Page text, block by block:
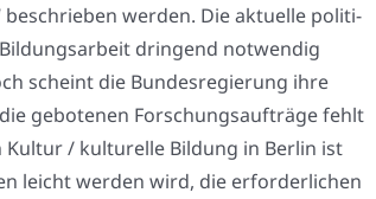
beschrie­ben wer­den. Die aktu­el­le poli­ti­
drin­gend not­wen­dig
scheint die Bun­des­re­gie­rung ihre
gebo­te­nen For­schungs­auf­trä­ge fehlt
Kul­tur / kul­tu­rel­le Bil­dung in Ber­lin ist
leicht wer­den wird, die erfor­der­li­chen